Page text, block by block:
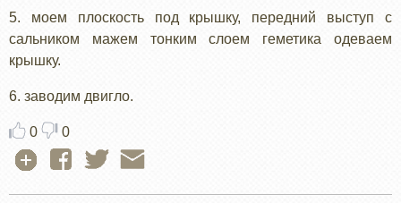
5. моем плоскость под крышку, передний выступ с
сальником мажем тонким слоем геметика одеваем
крышку.
6. заводим двигло.
0 0